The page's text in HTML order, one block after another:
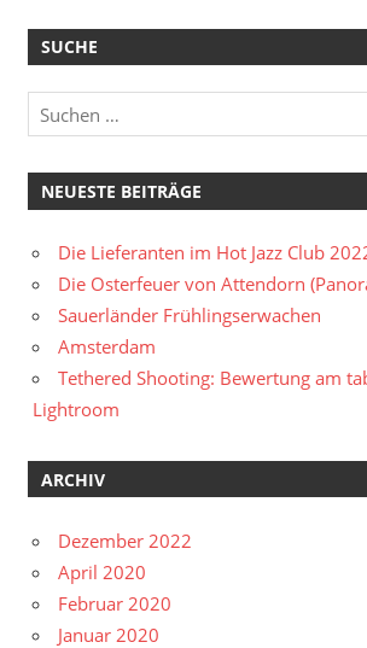
SUCHE
NEUESTE BEITRÄGE
Die Lieferanten im Hot Jazz Club
Die Osterfeuer von Attendorn
Sauerländer Frühlingserwachen
Amsterdam
Tethered Shooting: Bewertung am
Lightroom
ARCHIV
Dezember 2022
April 2020
Februar 2020
Januar 2020